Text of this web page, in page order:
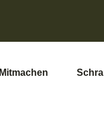
Mitmachen